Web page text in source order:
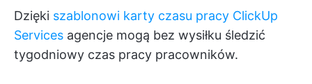
Dzięki szablonowi karty czasu pracy ClickUp
Services agencje mogą bez wysiłku śledzić
tygodniowy czas pracy pracowników.